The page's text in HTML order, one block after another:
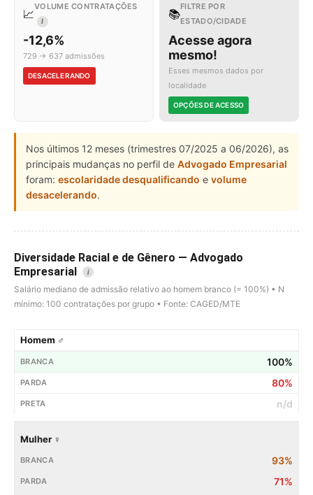
📈
VOLUME CONTRATAÇÕES
I
-12,6%
729 → 637 admissões
DESACELERANDO
📚
FILTRE POR
ESTADO/CIDADE
Acesse agora
mesmo!
Esses mesmos dados por
localidade
OPÇÕES DE ACESSO
Nos últimos 12 meses (trimestres 07/2025 a 06/2026), as
principais mudanças no perfil de Advogado Empresarial
foram: escolaridade desqualificando e volume
desacelerando.
Diversidade Racial e de Gênero — Advogado
Empresarial
i
Salário mediano de admissão relativo ao homem branco (= 100%) • N
mínimo: 100 contratações por grupo • Fonte: CAGED/MTE
Homem ♂
100%
80%
n/d
Mulher ♀
93%
71%